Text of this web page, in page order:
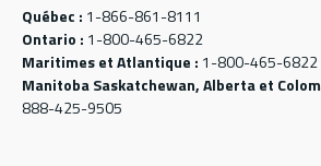
Québec : 1-866-861-8111
Ontario : 1-800-465-6822
Maritimes et Atlantique : 1-800-465-6822
Manitoba Saskatchewan, Alberta et
888-425-9505